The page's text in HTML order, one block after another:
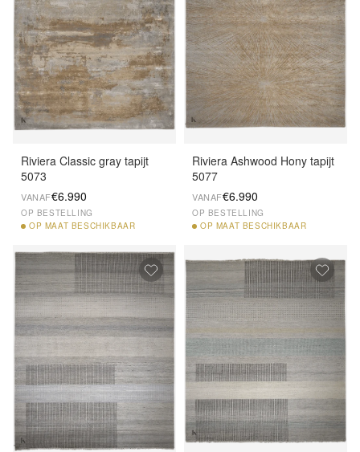
Riviera Classic gray tapijt
5073
VANAF€6.990
OP BESTELLING
OP MAAT BESCHIKBAAR
Riviera Ashwood Hony tapijt
5077
VANAF€6.990
OP BESTELLING
OP MAAT BESCHIKBAAR